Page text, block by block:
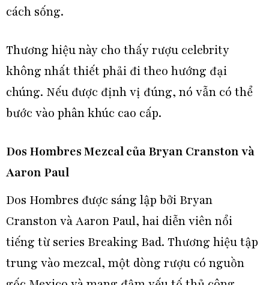
cách sống.
Thương hiệu này cho thấy rượu celebrity
không nhất thiết phải đi theo hướng đại
chúng. Nếu được định vị đúng, nó vẫn có thể
bước vào phân khúc cao cấp.
Dos Hombres Mezcal của Bryan Cranston và
Aaron Paul
Dos Hombres được sáng lập bởi Bryan
Cranston và Aaron Paul, hai diễn viên nổi
tiếng từ series Breaking Bad. Thương hiệu tập
trung vào mezcal, một dòng rượu có nguồn